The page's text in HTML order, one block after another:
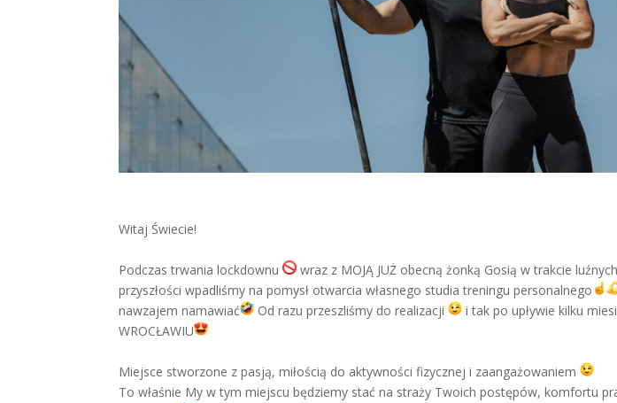
Witaj Świecie!
Podczas trwania lockdownu
wraz z MOJĄ JUŻ obecną żonką Gosią w trakcie
przyszłości wpadliśmy na pomysł otwarcia własnego studia treningu personalnego
nawzajem namawiać
Od razu przeszliśmy do realizacji
i tak po upływie kilku
WROCŁAWIU
Miejsce stworzone z pasją, miłością do aktywności fizycznej i zaangażowaniem
To właśnie My w tym miejscu będziemy stać na straży Twoich postępów, komfortu